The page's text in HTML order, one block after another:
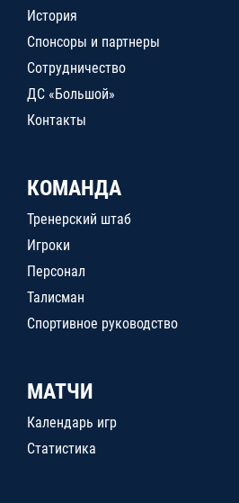
История
Спонсоры и партнеры
Сотрудничество
ДС «Большой»
Контакты
КОМАНДА
Тренерский штаб
Игроки
Персонал
Талисман
Спортивное руководство
МАТЧИ
Календарь игр
Статистика